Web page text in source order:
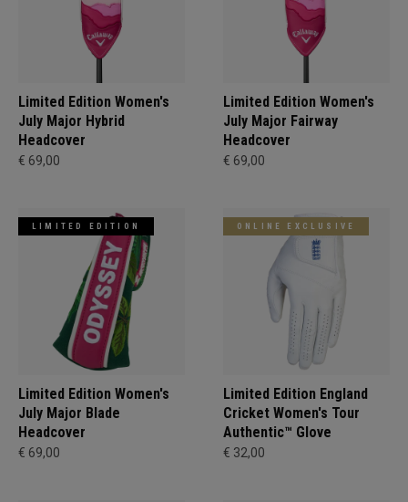
Limited Edition Women's
July Major Hybrid
Headcover
€ 69,00
Limited Edition Women's
July Major Fairway
Headcover
€ 69,00
LIMITED EDITION
Limited Edition Women's
July Major Blade
Headcover
€ 69,00
ONLINE EXCLUSIVE
Limited Edition England
Cricket Women's Tour
Authentic™ Glove
€ 32,00